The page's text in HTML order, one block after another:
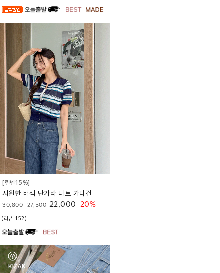
[린넨15%]
시원한 배색 단가라 니트 가디건
30,800 27,500 22,000 20%
(리뷰:152)